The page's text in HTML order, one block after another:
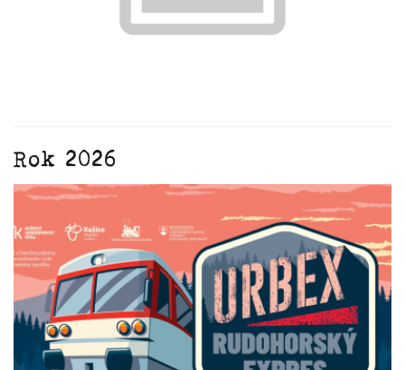
Rok 2026